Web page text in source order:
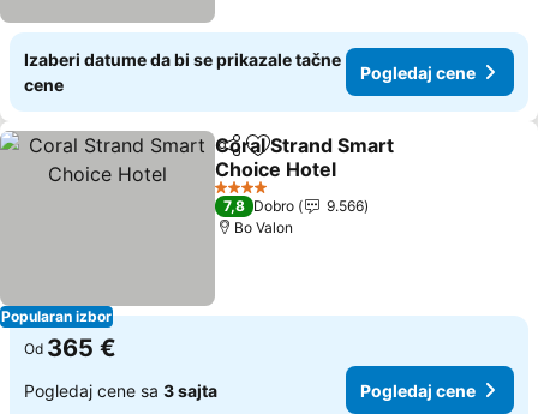
Izaberi datume da bi se prikazale tačne
cene
Pogledaj cene
Popularan izbor
Deli Dodati u favorite
Coral Strand Smart
Choice Hotel
4 Zvezdice
7,8 Dobro
9.566
Bo Valon
Od 365 €
Pogledaj cene sa 3 sajta Pogledaj cene